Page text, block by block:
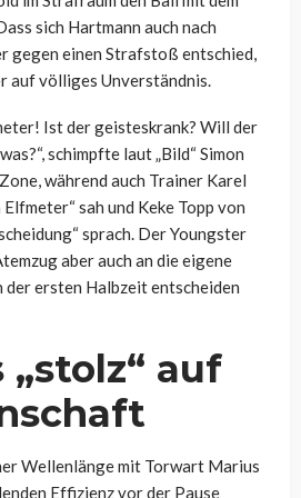
sich Hartmann auch nach
gegen einen Strafstoß entschied,
auf völliges Unverständnis.
Ist der geisteskrank? Will der
schimpfte laut „Bild“ Simon
während auch Trainer Karel
sah und Keke Topp von
sprach. Der Youngster
aber auch an die eigene
der ersten Halbzeit entscheiden
„stolz“ auf
Wellenlänge mit Torwart Marius
Effizienz vor der Pause